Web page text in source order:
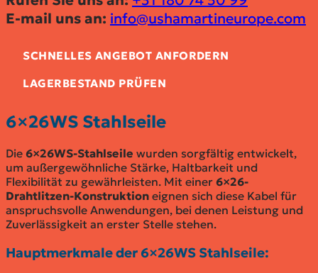
E-mail uns an: info@ushamartineurope.com
SCHNELLES ANGEBOT ANFORDERN
LAGERBESTAND PRÜFEN
6×26WS Stahlseile
Die 6×26WS-Stahlseile wurden sorgfältig entwickelt,
um außergewöhnliche Stärke, Haltbarkeit und
Flexibilität zu gewährleisten. Mit einer 6×26-
Drahtlitzen-Konstruktion eignen sich diese Kabel für
anspruchsvolle Anwendungen, bei denen Leistung und
Zuverlässigkeit an erster Stelle stehen.
Hauptmerkmale der 6×26WS Stahlseile: